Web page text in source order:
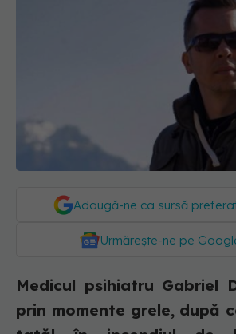
Adaugă-ne ca sursă
Urmărește-ne pe
Medicul psihiatru Gabriel
prin momente grele, după